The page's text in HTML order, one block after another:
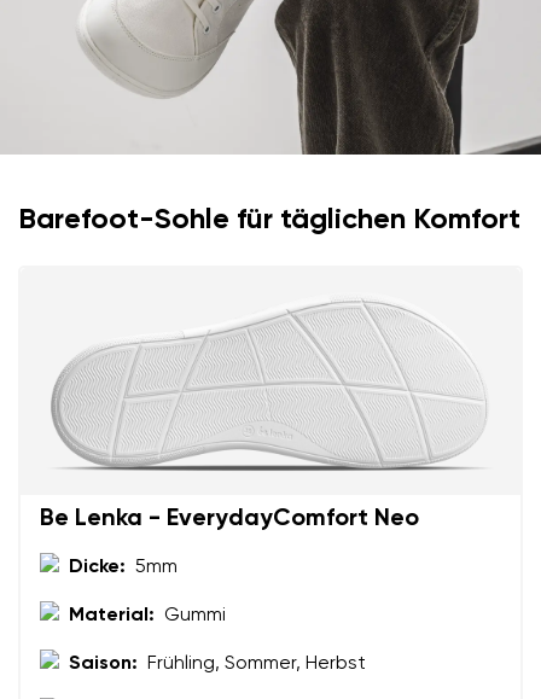
Barefoot-Sohle für täglichen Komfort
Be Lenka - EverydayComfort Neo
Dicke: 5mm
Material: Gummi
Saison: Frühling, Sommer, Herbst
einverstanden.
Bewertung hinzufügen